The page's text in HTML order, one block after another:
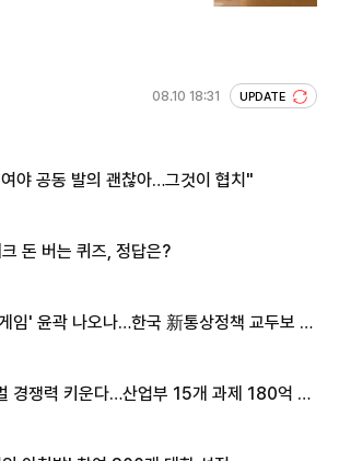
08.10 18:31 UPDATE
야 공동 발의 괜찮아…그것이 협치"
돈 버는 퀴즈, 정답은?
임' 윤곽 나오나…한국 新통상정책 교두보 활
경쟁력 키운다…산업부 15개 과제 180억 지